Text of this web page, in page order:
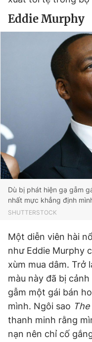
Eddie Murphy
Dù bị phát hiện gạ gẫm
nhất mực khẳng định
SHUTTERSTOCK
Một diễn viên hài
như Eddie Murphy
xùm mua dâm. Trở
màu này đã bị
gẫm một gái bán
mình. Ngôi sao
thanh minh rằng
nạn nên chỉ cố